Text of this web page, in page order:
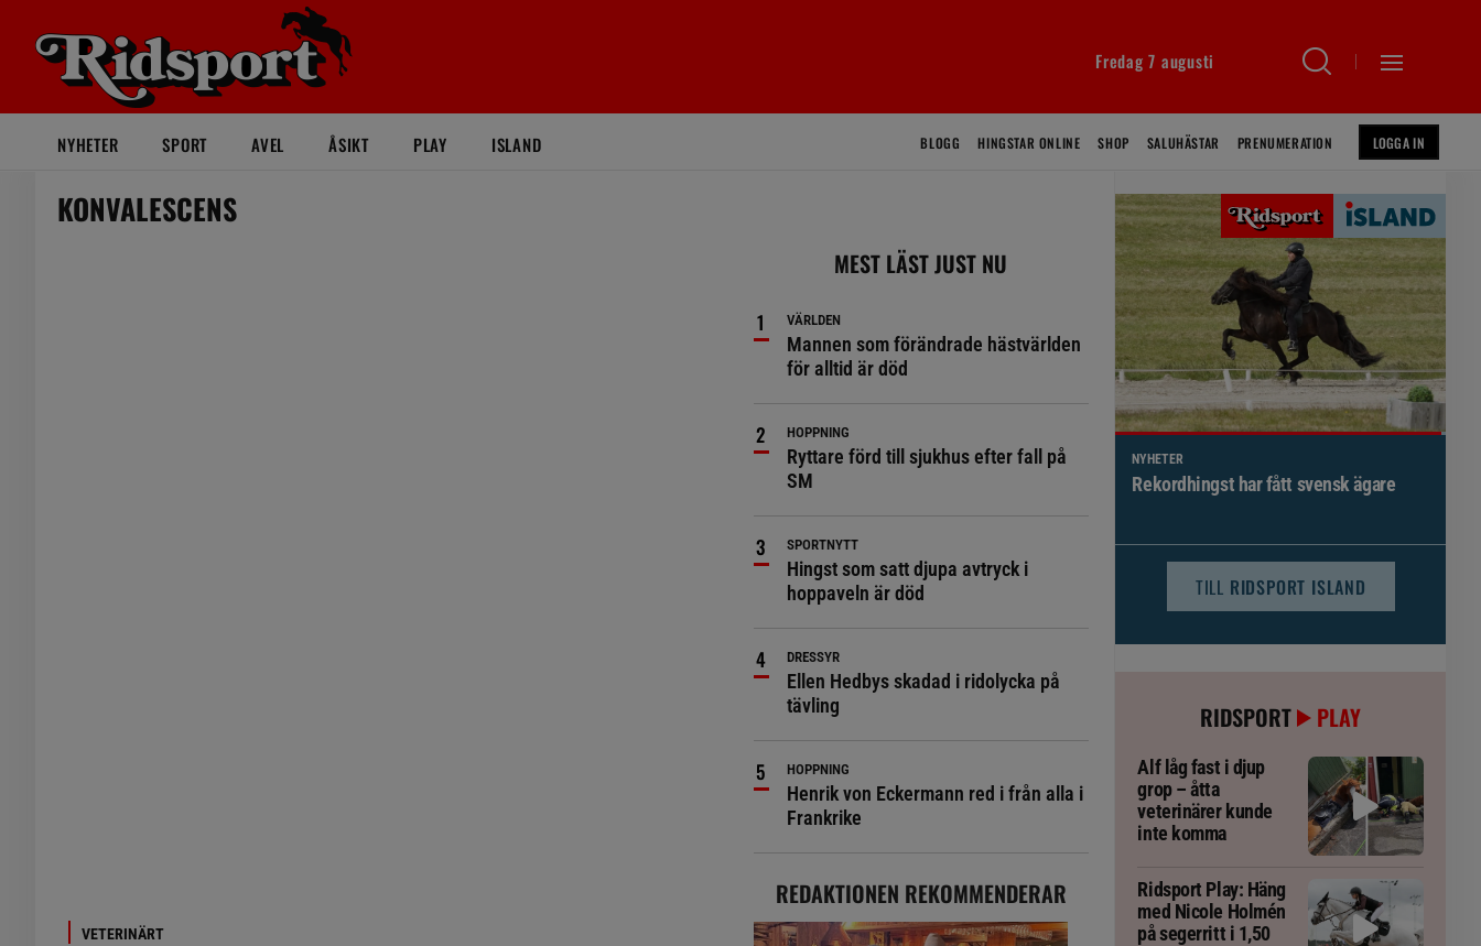
Fredag 7 augusti
NYHETER SPORT AVEL ÅSIKT PLAY ISLAND BLOGG HINGSTAR ONLINE SHOP SALUHÄSTAR PRENUMERATION LOGGA IN
KONVALESCENS
VETERINÄRT
MEST LÄST JUST NU
VÄRLDEN
Mannen som förändrade hästvärlden
för alltid är död
HOPPNING
Ryttare förd till sjukhus efter fall på
SM
SPORTNYTT
Hingst som satt djupa avtryck i
hoppaveln är död
DRESSYR
Ellen Hedbys skadad i ridolycka på
tävling
HOPPNING
Henrik von Eckermann red i från alla i
Frankrike
REDAKTIONEN REKOMMENDERAR
NYHETER
Brett politiskt stöd för förändringar i
TILL RIDSPORT ISLAND
RIDSPORT PLAY
Alf låg fast i djup
grop – åtta
veterinärer kunde
inte komma
Ridsport Play: Häng
med Nicole Holmén
på segerritt i 1,50